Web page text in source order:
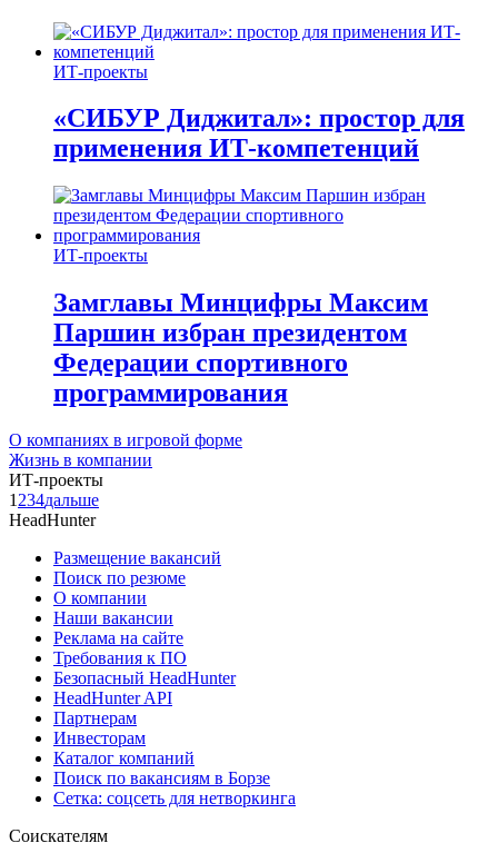
ИТ-проекты
«СИБУР Диджитал»: простор для
применения ИТ-компетенций
ИТ-проекты
Замглавы Минцифры Максим
Паршин избран президентом
Федерации спортивного
программирования
О компаниях в игровой форме
Жизнь в компании
ИТ-проекты
1 234дальше
HeadHunter
Размещение вакансий
Поиск по резюме
О компании
Наши вакансии
Реклама на сайте
Требования к ПО
Безопасный HeadHunter
HeadHunter API
Партнерам
Инвесторам
Каталог компаний
Поиск по вакансиям в Борзе
Сетка: соцсеть для нетворкинга
Соискателям